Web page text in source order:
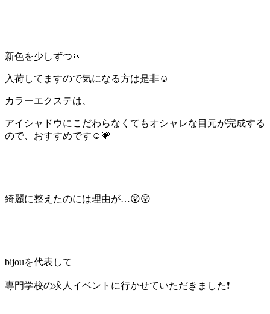
新色を少しずつ🤏
入荷してますので気になる方は是非☺️
カラーエクステは、
アイシャドウにこだわらなくてもオシャレな目元が完成する
ので、おすすめです☺️💗
綺麗に整えたのには理由が…😲😲
bijouを代表して
専門学校の求人イベントに行かせていただきました❗️